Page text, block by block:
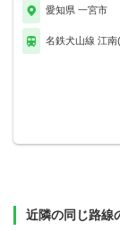
愛知県 一宮市
名鉄犬山線 江南
近隣の同じ路線